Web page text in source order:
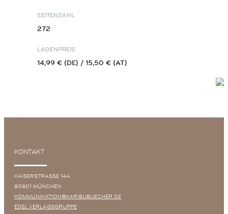
SEITENZAHL
272
LADENPREIS
14,99 € (DE) / 15,50 € (AT)
KONTAKT
KAISERSTRASSE 14A
80801 MÜNCHEN
KOMMUNIKATION@KARIBUBUECHER.DE
EDEL VERLAGSGRUPPE